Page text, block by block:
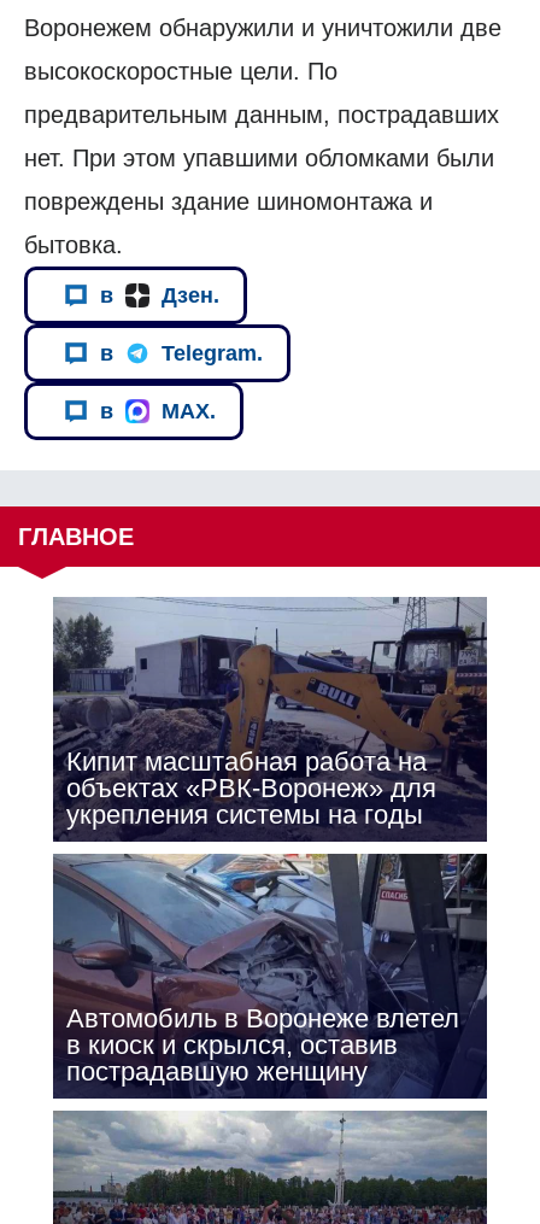
Воронежем обнаружили и уничтожили две
высокоскоростные цели. По
предварительным данным, пострадавших
нет. При этом упавшими обломками были
повреждены здание шиномонтажа и
бытовка.
в Дзен.
в Telegram.
в MAX.
ГЛАВНОЕ
Кипит масштабная работа на
объектах «РВК-Воронеж» для
укрепления системы на годы
Автомобиль в Воронеже влетел
в киоск и скрылся, оставив
пострадавшую женщину